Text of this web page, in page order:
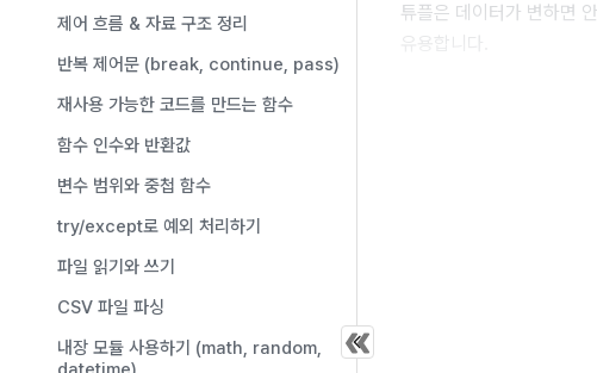
제어 흐름 & 자료 구조 정리
반복 제어문 (break, continue, pass)
재사용 가능한 코드를 만드는 함수
함수 인수와 반환값
변수 범위와 중첩 함수
try/except로 예외 처리하기
파일 읽기와 쓰기
CSV 파일 파싱
내장 모듈 사용하기 (math, random,
튜플은 데이터가 변하면
유용합니다.
튜플은 순서가 있어
한 번 생성하면 변경할